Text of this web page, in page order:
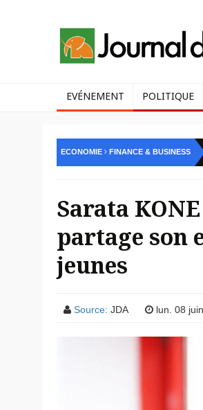
EVÉNEMENT POLITIQUE
ECONOMIE FINANCE & BUSINESS
Sarata
partage son
jeunes
Source: JDA lun. 08